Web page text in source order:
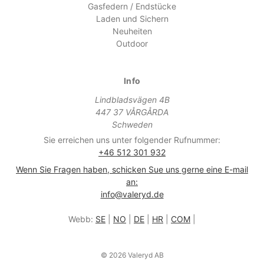
Gasfedern / Endstücke
Laden und Sichern
Neuheiten
Outdoor
Info
Lindbladsvägen 4B
447 37 VÅRGÅRDA
Schweden
Sie erreichen uns unter folgender Rufnummer:
+46 512 301 932
Wenn Sie Fragen haben, schicken Sue uns gerne eine E-mail
an:
info@valeryd.de
Webb: SE NO DE HR COM
© 2026 Valeryd AB